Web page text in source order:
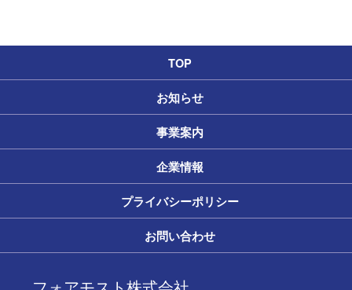
TOP
お知らせ
事業案内
企業情報
プライバシーポリシー
お問い合わせ